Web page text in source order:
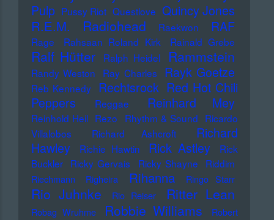
Pulp Pussy Riot Questlove Quincy Jones
R.E.M. Radiohead Raekwon RAF
Rage Rahsaan Roland Kirk Rainald Grebe
Ralf Hütter Ralph Heidel Rammstein
Randy Weston Ray Charles Rayk Goetze
Reb Kennedy Rechtsrock Red Hot Chili
Peppers
Reggae Reinhard Mey
Reinhold Heil Rezo Rhythm & Sound Ricardo
Villalobos
Richard Ashcroft
Richard
Hawley
Richie Hawtin Rick Astley
Rick
Buckler
Ricky Gervais Ricky Shayne Riddim
Riechmann Righeira Rihanna Ringo Starr
Rio Juhnke Rio Reiser Ritter Lean
Robag Wruhme Robbie Williams
Robert